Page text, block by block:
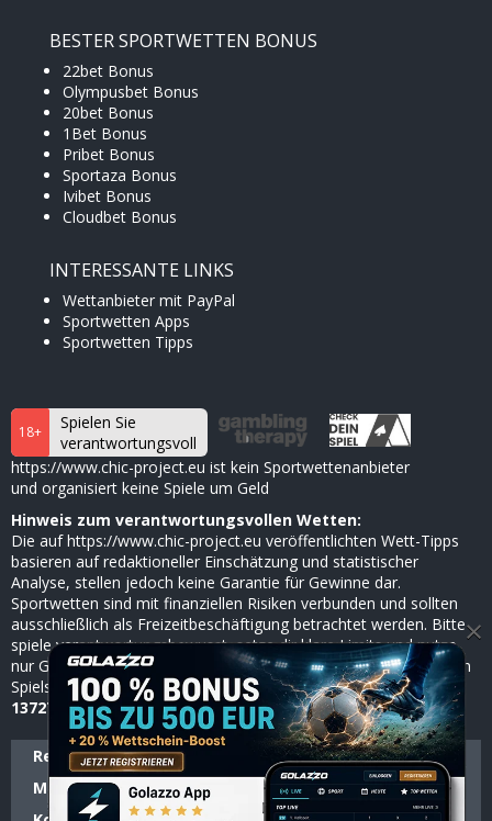
BESTER SPORTWETTEN BONUS
22bet Bonus
Olympusbet Bonus
20bet Bonus
1Bet Bonus
Pribet Bonus
Sportaza Bonus
Ivibet Bonus
Cloudbet Bonus
INTERESSANTE LINKS
Wettanbieter mit PayPal
Sportwetten Apps
Sportwetten Tipps
18+
Spielen Sie
verantwortungsvoll
https://www.chic-project.eu ist kein Sportwettenanbieter
und organisiert keine Spiele um Geld
Hinweis zum verantwortungsvollen Wetten:
Die auf https://www.chic-project.eu veröffentlichten Wett-Tipps
basieren auf redaktioneller Einschätzung und statistischer
Analyse, stellen jedoch keine Garantie für Gewinne dar.
Sportwetten sind mit finanziellen Risiken verbunden und sollten
ausschließlich als Freizeitbeschäftigung betrachtet werden. Bitte
spiele verantwortungsbewusst, setze dir klare Limits und nutze
nur Geld, dessen Verlust du verkraften kannst. Bei Anzeichen von
Spielsucht hilft dieBZgAanonym und kostenlos unter0800
1372700(ab 18 Jahren).
Redaktion & Experten
Reaktionelle Richtlinien
Methodik der Wett-Tipps
Test-Standards
×